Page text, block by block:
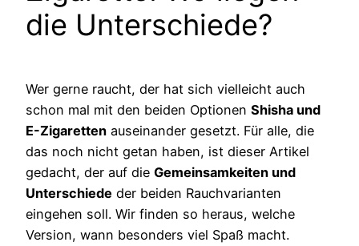
die Unterschiede?
Wer gerne raucht, der hat sich vielleicht auch
schon mal mit den beiden Optionen Shisha und
E-Zigaretten auseinander gesetzt. Für alle, die
das noch nicht getan haben, ist dieser Artikel
gedacht, der auf die Gemeinsamkeiten und
Unterschiede der beiden Rauchvarianten
eingehen soll. Wir finden so heraus, welche
Version, wann besonders viel Spaß macht.